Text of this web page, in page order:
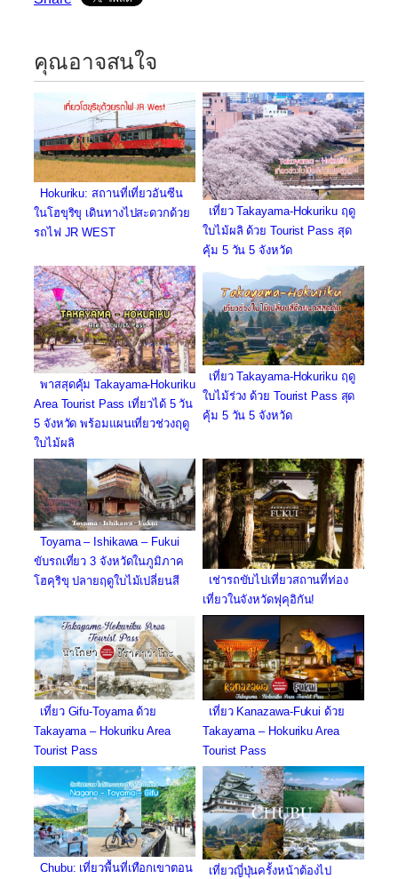
คุณอาจสนใจ
Hokuriku: สถานที่เที่ยวอันซีน
ในโฮขุริขุ เดินทางไปสะดวกด้วย
รถไฟ JR WEST
เที่ยว Takayama-Hokuriku ฤดู
ใบไม้ผลิ ด้วย Tourist Pass สุด
คุ้ม 5 วัน 5 จังหวัด
พาสสุดคุ้ม Takayama-Hokuriku
Area Tourist Pass เที่ยวได้ 5 วัน
5 จังหวัด พร้อมแผนเที่ยวช่วงฤดู
ใบไม้ผลิ
เที่ยว Takayama-Hokuriku ฤดู
ใบไม้ร่วง ด้วย Tourist Pass สุด
คุ้ม 5 วัน 5 จังหวัด
Toyama – Ishikawa – Fukui
ขับรถเที่ยว 3 จังหวัดในภูมิภาค
โฮคุริขุ ปลายฤดูใบไม้เปลี่ยนสี
เช่ารถขับไปเที่ยวสถานที่ท่อง
เที่ยวในจังหวัดฟุคุอิกัน!
เที่ยว Gifu-Toyama ด้วย
Takayama – Hokuriku Area
Tourist Pass
เที่ยว Kanazawa-Fukui ด้วย
Takayama – Hokuriku Area
Tourist Pass
Chubu: เที่ยวพื้นที่เทือกเขาตอน
เที่ยวญี่ปุ่นครั้งหน้าต้องไป